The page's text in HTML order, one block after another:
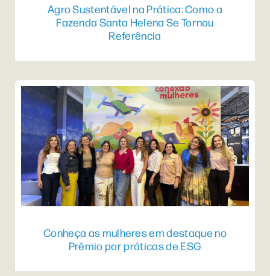
Agro Sustentável na Prática: Como a
Fazenda Santa Helena Se Tornou
Referência
Conheça as mulheres em destaque no
Prêmio por práticas de ESG